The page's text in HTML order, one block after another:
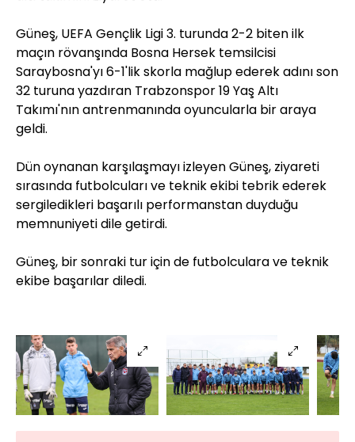
Güneş, UEFA Gençlik Ligi 3. turunda 2-2 biten ilk
maçın rövanşında Bosna Hersek temsilcisi
Saraybosna'yı 6-1'lik skorla mağlup ederek adını son
32 turuna yazdıran Trabzonspor 19 Yaş Altı
Takımı'nın antrenmanında oyuncularla bir araya
geldi.
Dün oynanan karşılaşmayı izleyen Güneş, ziyareti
sırasında futbolcuları ve teknik ekibi tebrik ederek
sergiledikleri başarılı performanstan duyduğu
memnuniyeti dile getirdi.
Güneş, bir sonraki tur için de futbolculara ve teknik
ekibe başarılar diledi.